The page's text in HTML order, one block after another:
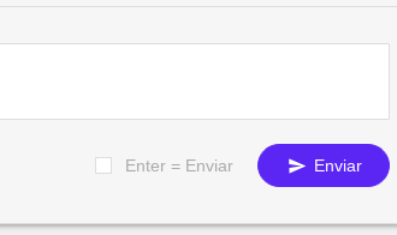
Enter = Enviar Enviar